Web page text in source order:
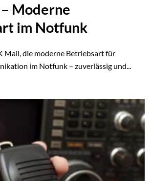
Moderne
im Notfunk
Mail, die moderne Betriebsart für
im Notfunk – zuverlässig und...